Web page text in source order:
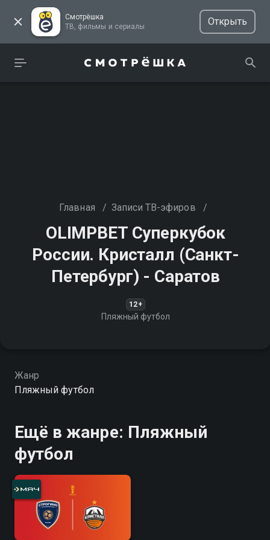
Смотрёшка
ТВ, фильмы и сериалы
Открыть
Главная / Записи ТВ-эфиров /
OLIMPBET Суперкубок
России. Кристалл (Санкт-
Петербург) - Саратов
12+
Пляжный футбол
Жанр
Пляжный футбол
Ещё в жанре: Пляжный
футбол